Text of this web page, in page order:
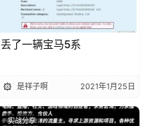
丢了一辆宝马5系
是祥子啊 2021年1月25日
实战分享